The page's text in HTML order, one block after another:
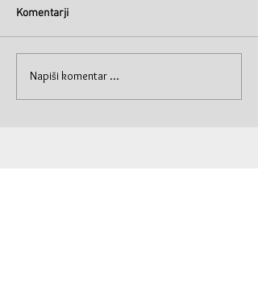
Komentarji
Napiši komentar ...